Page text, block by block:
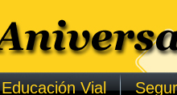
Educación Vial